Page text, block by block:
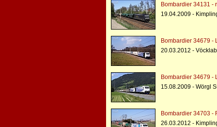
Bombardier 34131 -
19.04.2009 -
Bombardier 34679 -
20.03.2012 -
Bombardier 34679 -
15.08.2009 - Wörgl
Bombardier 34703 -
26.03.2012 -